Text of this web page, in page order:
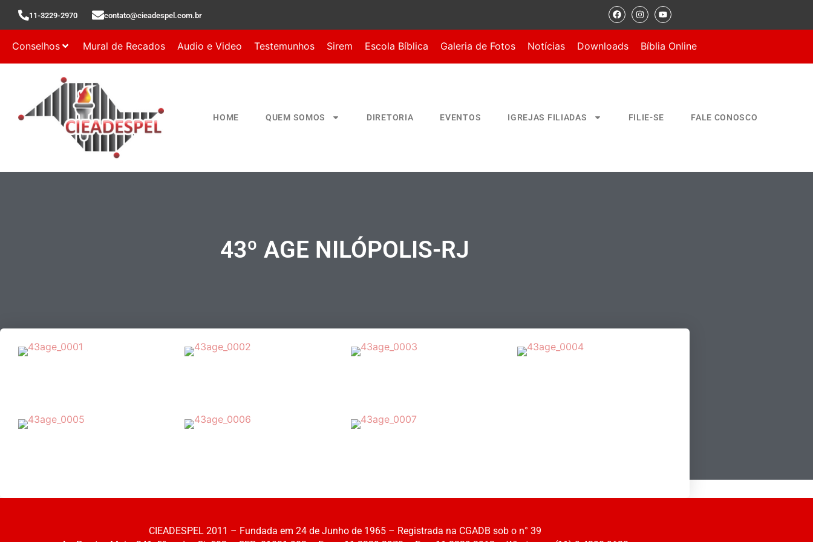
11-3229-2970 contato@cieadespel.com.br
Conselhos Mural de Recados Audio e Video Testemunhos Sirem Escola Bíblica Galeria de Fotos Notícias Downloads Bíblia Online
HOME QUEM SOMOS DIRETORIA EVENTOS IGREJAS FILIADAS FILIE-SE FALE CONOSCO
43º AGE NILÓPOLIS-RJ
CIEADESPEL 2011 – Fundada em 24 de Junho de 1965 – Registrada na CGADB sob o n° 39